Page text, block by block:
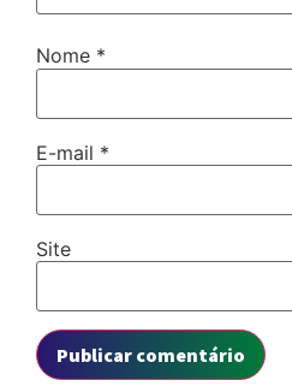
Nome *
E-mail *
Site